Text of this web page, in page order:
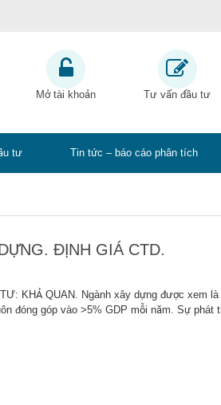
Mở tài khoản Tư vấn đầu tư
tư Tin tức – báo cáo phân tích
ĐỊNH GIÁ CTD.
KHẢ QUAN. Ngành xây dựng được xem
đóng góp vào >5% GDP mỗi năm. Sự phát